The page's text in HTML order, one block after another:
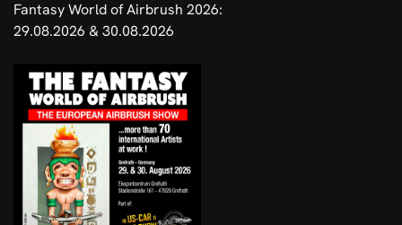
Fantasy World of Airbrush 2026:
29.08.2026 & 30.08.2026